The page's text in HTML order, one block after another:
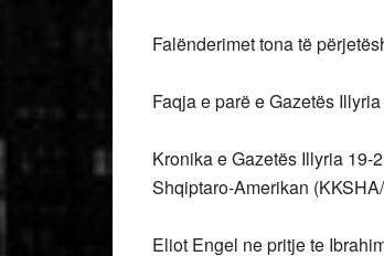
Falënderimet tona të
Faqja e parë e Gazetës
Kronika e Gazetës Illyria 19-
Shqiptaro-Amerikan
Eliot Engel ne pritje te